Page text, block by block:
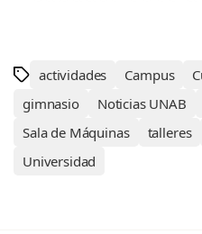
actividades Campus
gimnasio
Noticias UNAB
Sala de Máquinas
talleres
Universidad